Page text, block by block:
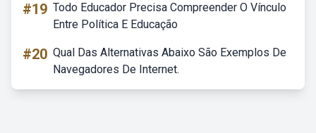
#19 Todo Educador Precisa Compreender O Vínculo
Entre Política E Educação
#20 Qual Das Alternativas Abaixo São Exemplos De
Navegadores De Internet.